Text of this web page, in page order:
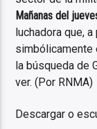
Mañanas del
luchadora que,
la búsqueda de
ver. (Por RNMA)
Descargar o